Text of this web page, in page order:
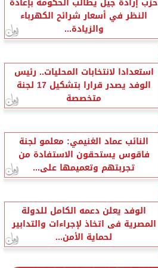
النظر في أسعار شرائح الكهرباء
والزيادة...
استعدادا لانتخابات المحليات.. رئيس
الوفد يصدر قرارا بتشكيل 17 لجنة
متخصصة
النائب عماد الغنيمي: معلمو لجنة
فاقوس يستحقون الاستفادة من
تجربتهم وتعميمها على...
الوفد يعلن دعمه الكامل للدولة
المصرية فى اتخاذ لإجراءات والتدابير
لحماية الأمن...